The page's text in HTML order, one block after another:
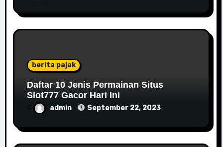
berita pajak
Daftar 10 Jenis Permainan Situs
Slot777 Gacor Hari Ini
< admin September 22, 2023